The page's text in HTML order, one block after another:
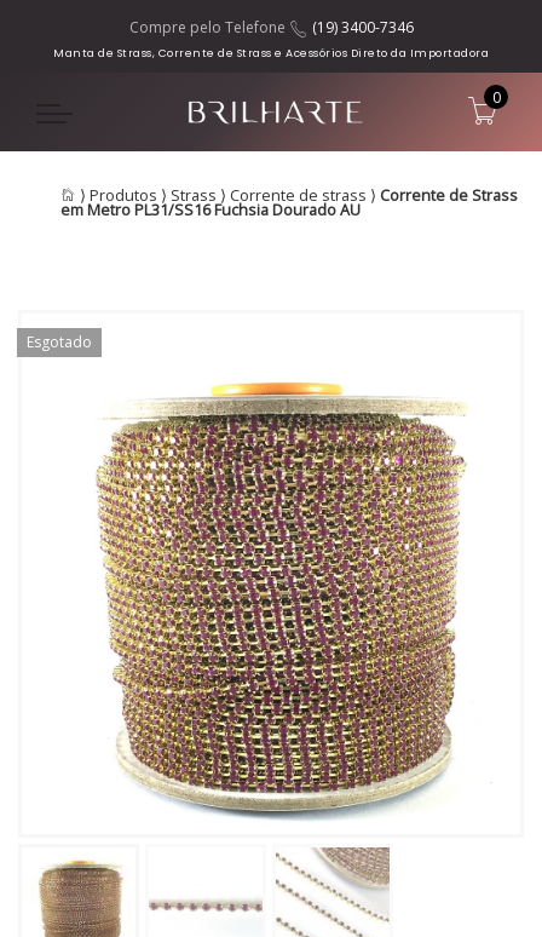
Compre pelo Telefone (19) 3400-7346
Manta de Strass, Corrente de Strass e Acessórios Direto da Importadora
0
⟩ Produtos ⟩ Strass ⟩ Corrente de strass ⟩ Corrente de Strass
em Metro PL31/SS16 Fuchsia Dourado AU
Esgotado